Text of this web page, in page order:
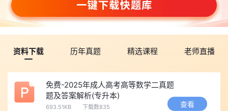
资料下载 历年真题 精选课程 老师直播
免费-2025年成人高考高等数学二真题
题及答案解析(专升本)
693.51KB 下载数835 查看